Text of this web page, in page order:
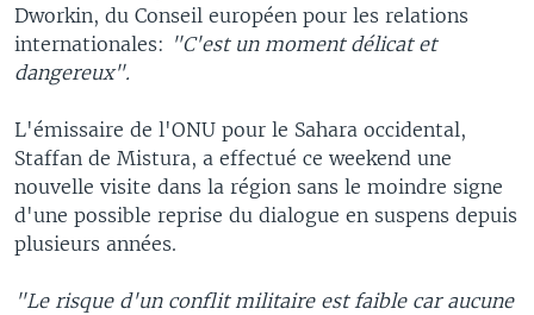
Dworkin, du Conseil européen pour les relations
internationales: "C'est un moment délicat et
dangereux".
L'émissaire de l'ONU pour le Sahara occidental,
Staffan de Mistura, a effectué ce weekend une
nouvelle visite dans la région sans le moindre signe
d'une possible reprise du dialogue en suspens depuis
plusieurs années.
"Le risque d'un conflit militaire est faible car aucune